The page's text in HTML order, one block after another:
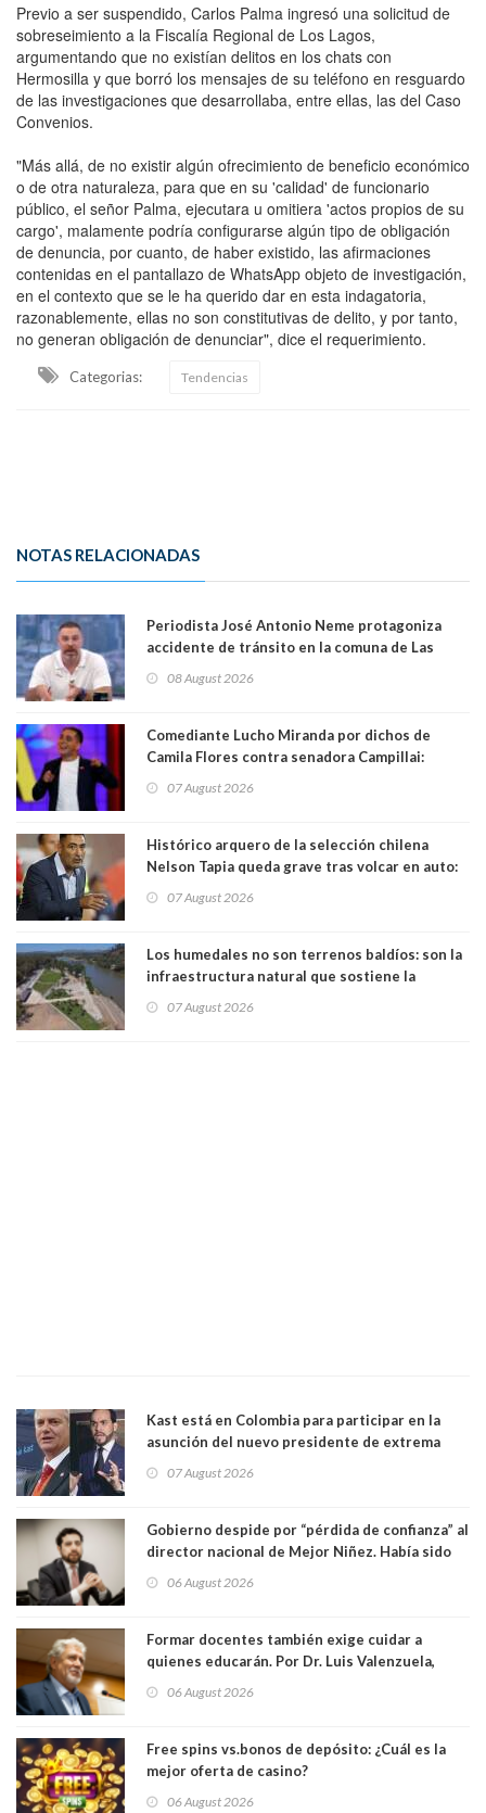
Previo a ser suspendido, Carlos Palma ingresó una solicitud de
sobreseimiento a la Fiscalía Regional de Los Lagos,
argumentando que no existían delitos en los chats con
Hermosilla y que borró los mensajes de su teléfono en resguardo
de las investigaciones que desarrollaba, entre ellas, las del Caso
Convenios.
"Más allá, de no existir algún ofrecimiento de beneficio económico
o de otra naturaleza, para que en su 'calidad' de funcionario
público, el señor Palma, ejecutara u omitiera 'actos propios de su
cargo', malamente podría configurarse algún tipo de obligación
de denuncia, por cuanto, de haber existido, las afirmaciones
contenidas en el pantallazo de WhatsApp objeto de investigación,
en el contexto que se le ha querido dar en esta indagatoria,
razonablemente, ellas no son constitutivas de delito, y por tanto,
no generan obligación de denunciar", dice el requerimiento.
Categorias: Tendencias
NOTAS RELACIONADAS
Periodista José Antonio Neme protagoniza
accidente de tránsito en la comuna de Las
08 August 2026
Comediante Lucho Miranda por dichos de
Camila Flores contra senadora Campillai:
forma de quitar dignidad"
07 August 2026
Histórico arquero de la selección chilena
Nelson Tapia queda grave tras volcar en auto:
07 August 2026
Los humedales no son terrenos baldíos: son la
infraestructura natural que sostiene la
07 August 2026
Kast está en Colombia para participar en la
asunción del nuevo presidente de extrema
07 August 2026
Gobierno despide por “pérdida de confianza” al
director nacional de Mejor Niñez. Había sido
06 August 2026
Formar docentes también exige cuidar a
quienes educarán. Por Dr. Luis Valenzuela,
Académicos U. Católica Silva Henríquez
06 August 2026
Free spins vs.bonos de depósito: ¿Cuál es la
mejor oferta de casino?
06 August 2026